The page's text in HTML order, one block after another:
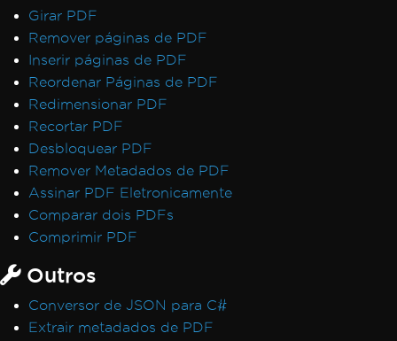
Girar PDF
Remover páginas de PDF
Inserir páginas de PDF
Reordenar Páginas de PDF
Redimensionar PDF
Recortar PDF
Desbloquear PDF
Remover Metadados de PDF
Assinar PDF Eletronicamente
Comparar dois PDFs
Comprimir PDF
Outros
Conversor de JSON para C#
Extrair metadados de PDF